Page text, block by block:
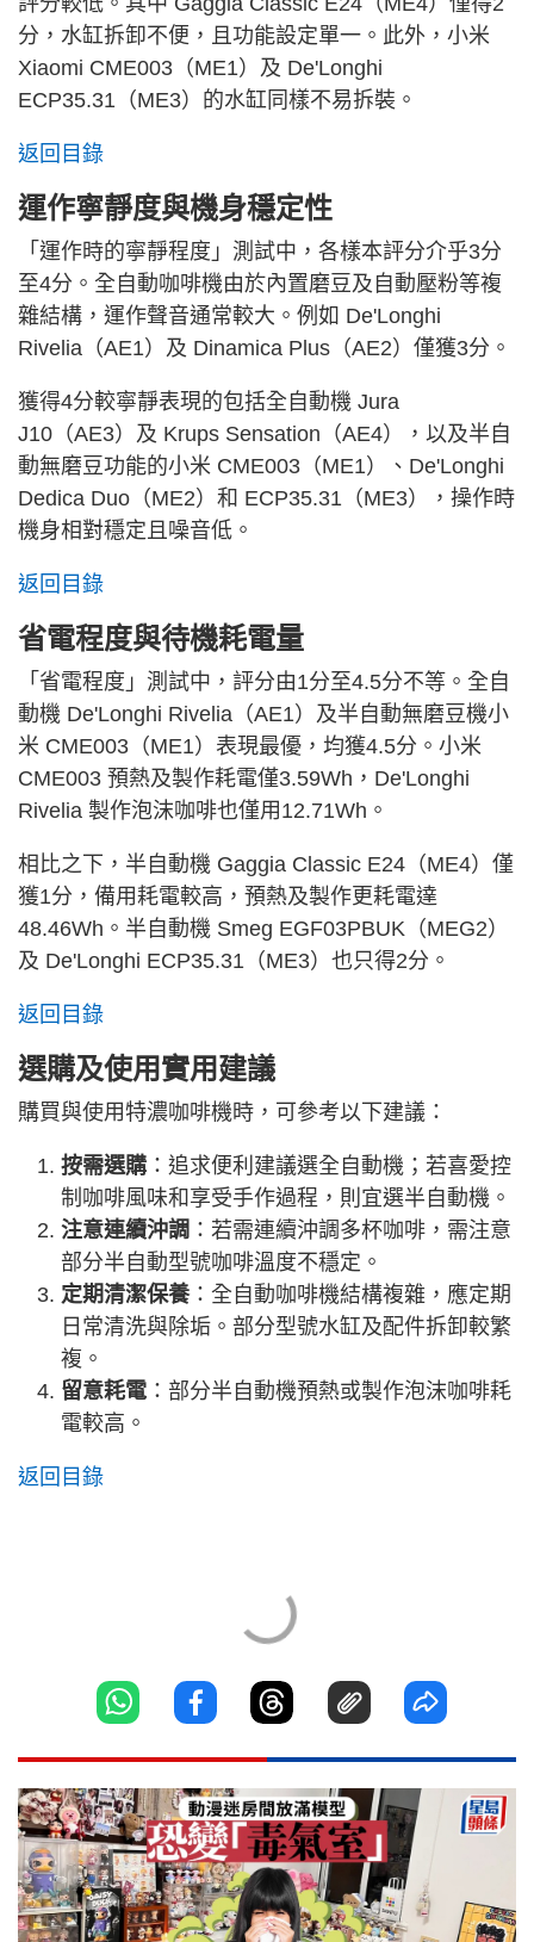
分，水缸拆卸不便，且功能設定單一。此外，小米
Xiaomi CME003（ME1）及 De'Longhi
ECP35.31（ME3）的水缸同樣不易拆裝。
返回目錄
運作寧靜度與機身穩定性
「運作時的寧靜程度」測試中，各樣本評分介乎3分
至4分。全自動咖啡機由於內置磨豆及自動壓粉等複
雜結構，運作聲音通常較大。例如 De'Longhi
Rivelia（AE1）及 Dinamica Plus（AE2）僅獲3分。
獲得4分較寧靜表現的包括全自動機 Jura
J10（AE3）及 Krups Sensation（AE4），以及半自
動無磨豆功能的小米 CME003（ME1）、De'Longhi
Dedica Duo（ME2）和 ECP35.31（ME3），操作時
機身相對穩定且噪音低。
返回目錄
省電程度與待機耗電量
「省電程度」測試中，評分由1分至4.5分不等。全自
動機 De'Longhi Rivelia（AE1）及半自動無磨豆機小
米 CME003（ME1）表現最優，均獲4.5分。小米
CME003 預熱及製作耗電僅3.59Wh，De'Longhi
Rivelia 製作泡沫咖啡也僅用12.71Wh。
相比之下，半自動機 Gaggia Classic E24（ME4）僅
獲1分，備用耗電較高，預熱及製作更耗電達
48.46Wh。半自動機 Smeg EGF03PBUK（MEG2）
及 De'Longhi ECP35.31（ME3）也只得2分。
返回目錄
選購及使用實用建議
購買與使用特濃咖啡機時，可參考以下建議：
按需選購 ：追求便利建議選全自動機；若喜愛控
制咖啡風味和享受手作過程，則宜選半自動機。
注意連續沖調 ：若需連續沖調多杯咖啡，需注意
部分半自動型號咖啡溫度不穩定。
定期清潔保養：全自動咖啡機結構複雜，應定期
日常清洗與除垢。部分型號水缸及配件拆卸較繁
複。
留意耗電 ：部分半自動機預熱或製作泡沫咖啡耗
電較高。
返回目錄